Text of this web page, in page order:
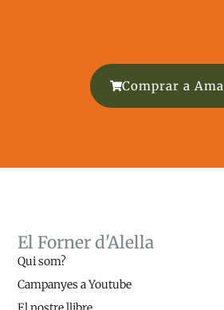
Comprar a
El Forner d'Alella
Qui som?
Campanyes a Youtube